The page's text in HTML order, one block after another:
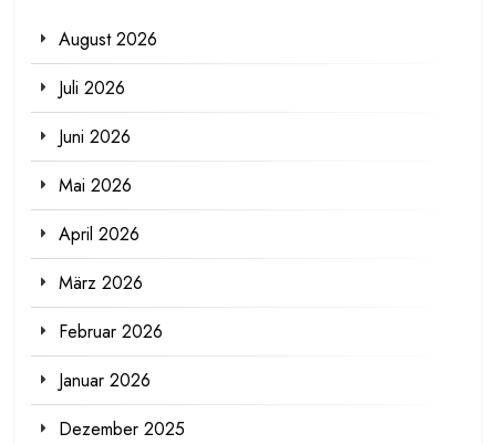
August 2026
Juli 2026
Juni 2026
Mai 2026
April 2026
März 2026
Februar 2026
Januar 2026
Dezember 2025